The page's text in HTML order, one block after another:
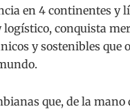
en 4 continentes y
conquista
y sostenibles que
que, de la mano